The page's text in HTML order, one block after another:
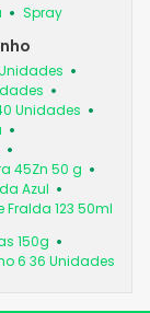
Spray
Unidades
45Zn 50 g
Azul
123 50ml
150g
6 36 Unidades